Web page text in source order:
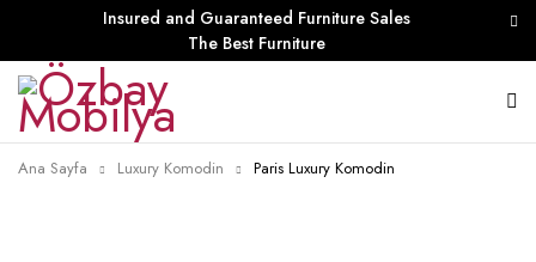
Insured and Guaranteed Furniture Sales
The Best Furniture
Ana Sayfa Luxury Komodin Paris Luxury Komodin